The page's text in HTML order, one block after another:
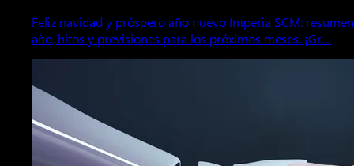
Feliz navidad y próspero año nuevo Imperia SCM: resumen
año, hitos y previsiones para los próximos meses. ¡Gr…